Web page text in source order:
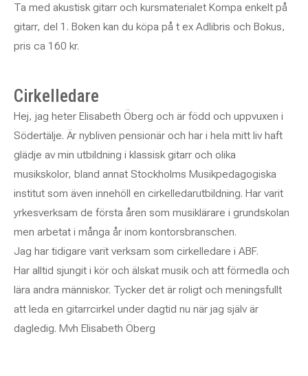
Ta med akustisk gitarr och kursmaterialet Kompa enkelt på
gitarr, del 1. Boken kan du köpa på t ex Adlibris och Bokus,
pris ca 160 kr.
Cirkelledare
Hej, jag heter Elisabeth Öberg och är född och uppvuxen i
Södertälje. Är nybliven pensionär och har i hela mitt liv haft
glädje av min utbildning i klassisk gitarr och olika
musikskolor, bland annat Stockholms Musikpedagogiska
institut som även innehöll en cirkelledarutbildning. Har varit
yrkesverksam de första åren som musiklärare i grundskolan
men arbetat i många år inom kontorsbranschen.
Jag har tidigare varit verksam som cirkelledare i ABF.
Har alltid sjungit i kör och älskat musik och att förmedla och
lära andra människor. Tycker det är roligt och meningsfullt
att leda en gitarrcirkel under dagtid nu när jag själv är
dagledig. Mvh Elisabeth Öberg